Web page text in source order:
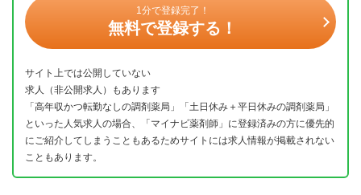
1分で登録完了！
無料で登録する！
サイト上では公開していない
求人（非公開求人）もあります
「高年収かつ転勤なしの調剤薬局」「土日休み＋平日休みの調剤薬局」
といった人気求人の場合、「マイナビ薬剤師」に登録済みの方に優先的
にご紹介してしまうこともあるためサイトには求人情報が掲載されない
こともあります。